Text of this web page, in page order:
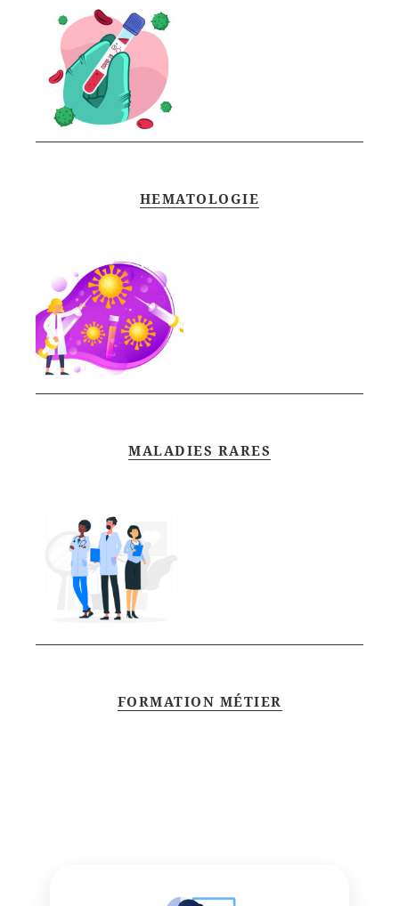
HEMATOLOGIE
MALADIES RARES
FORMATION MÉTIER